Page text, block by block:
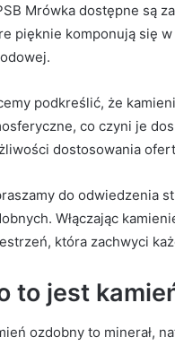
Mrówka dostępne są
pięknie komponują się
podkreślić, że
co czyni je
dostosowania
do odwiedzenia
Włączając
która zachwyci
to jest
ozdobny to minerał,